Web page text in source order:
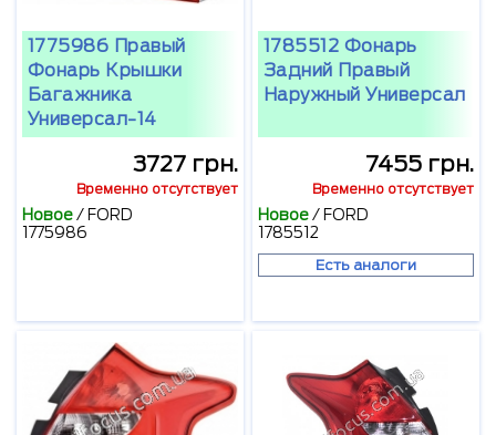
1775986 Правый
Фонарь Крышки
Багажника
Универсал-14
3727 грн.
Временно отсутствует
Новое/ FORD
1775986
1785512 Фонарь
Задний Правый
Наружный Универсал
7455 грн.
Временно отсутствует
Новое/ FORD
1785512
Есть аналоги